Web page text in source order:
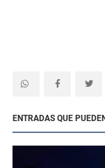
ENTRADAS QUE